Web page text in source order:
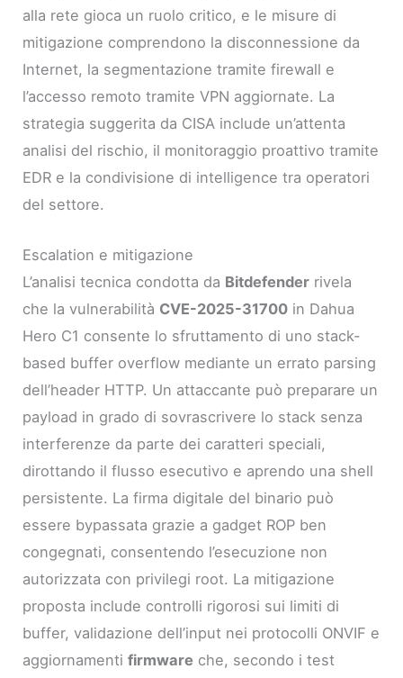
alla rete gioca un ruolo critico, e le misure di
mitigazione comprendono la disconnessione da
Internet, la segmentazione tramite firewall e
l’accesso remoto tramite VPN aggiornate. La
strategia suggerita da CISA include un’attenta
analisi del rischio, il monitoraggio proattivo tramite
EDR e la condivisione di intelligence tra operatori
del settore.
Escalation e mitigazione
L’analisi tecnica condotta da Bitdefender rivela
che la vulnerabilità CVE-2025-31700 in Dahua
Hero C1 consente lo sfruttamento di uno stack-
based buffer overflow mediante un errato parsing
dell’header HTTP. Un attaccante può preparare un
payload in grado di sovrascrivere lo stack senza
interferenze da parte dei caratteri speciali,
dirottando il flusso esecutivo e aprendo una shell
persistente. La firma digitale del binario può
essere bypassata grazie a gadget ROP ben
congegnati, consentendo l’esecuzione non
autorizzata con privilegi root. La mitigazione
proposta include controlli rigorosi sui limiti di
buffer, validazione dell’input nei protocolli ONVIF e
aggiornamentifirmware che, secondo i test